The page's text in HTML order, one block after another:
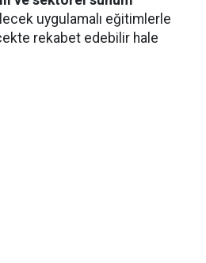
uygulamalı eğitimlerle
rekabet edebilir hale